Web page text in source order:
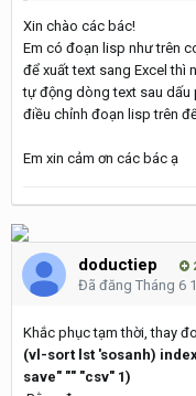
Xin chào các bác!
Em có đoạn lisp như trên
để xuất text sang Excel thì
tự động dòng text sau dấu
điều chỉnh đoạn lisp trên
Em xin cảm ơn các bác ạ
doductiep
Đã đăng Tháng 6
Khắc phục tạm thời, thay
(vl-sort lst 'sosanh)
save" "" "csv" 1)